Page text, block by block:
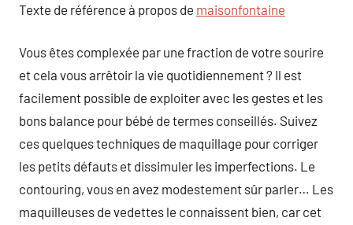
Texte de référence à propos de maisonfontaine
Vous êtes complexée par une fraction de votre sourire
et cela vous arrêtoir la vie quotidiennement ? Il est
facilement possible de exploiter avec les gestes et les
bons balance pour bébé de termes conseillés. Suivez
ces quelques techniques de maquillage pour corriger
les petits défauts et dissimuler les imperfections. Le
contouring, vous en avez modestement sûr parler… Les
maquilleuses de vedettes le connaissent bien, car cet